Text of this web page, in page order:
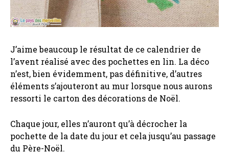
J’aime beaucoup le résultat de ce calendrier de
l’avent réalisé avec des pochettes en lin. La déco
n’est, bien évidemment, pas définitive, d’autres
éléments s’ajouteront au mur lorsque nous aurons
ressorti le carton des décorations de Noël.
Chaque jour, elles n’auront qu’à décrocher la
pochette de la date du jour et cela jusqu’au passage
du Père-Noël.